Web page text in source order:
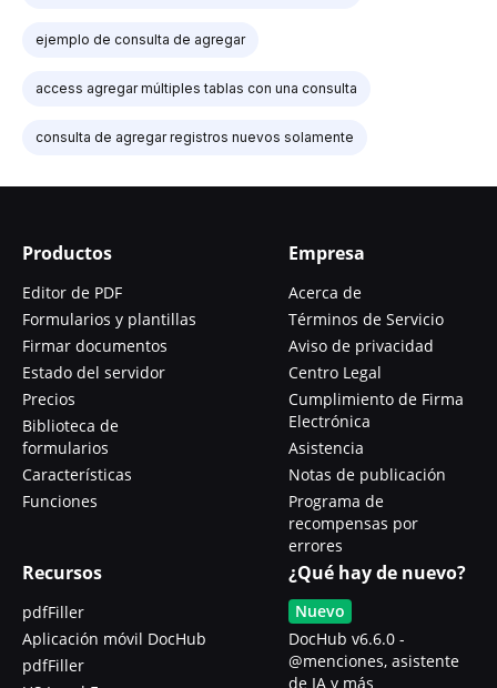
ejemplo de consulta de agregar
access agregar múltiples tablas con una consulta
consulta de agregar registros nuevos solamente
Productos
Editor de PDF
Formularios y plantillas
Firmar documentos
Estado del servidor
Precios
Biblioteca de
formularios
Características
Funciones
Empresa
Acerca de
Términos de Servicio
Aviso de privacidad
Centro Legal
Cumplimiento de Firma
Electrónica
Asistencia
Notas de publicación
Programa de
recompensas por
errores
Recursos
pdfFiller
Aplicación móvil DocHub
pdfFiller
¿Qué hay de nuevo?
Nuevo
DocHub v6.6.0 -
@menciones, asistente
de IA y más